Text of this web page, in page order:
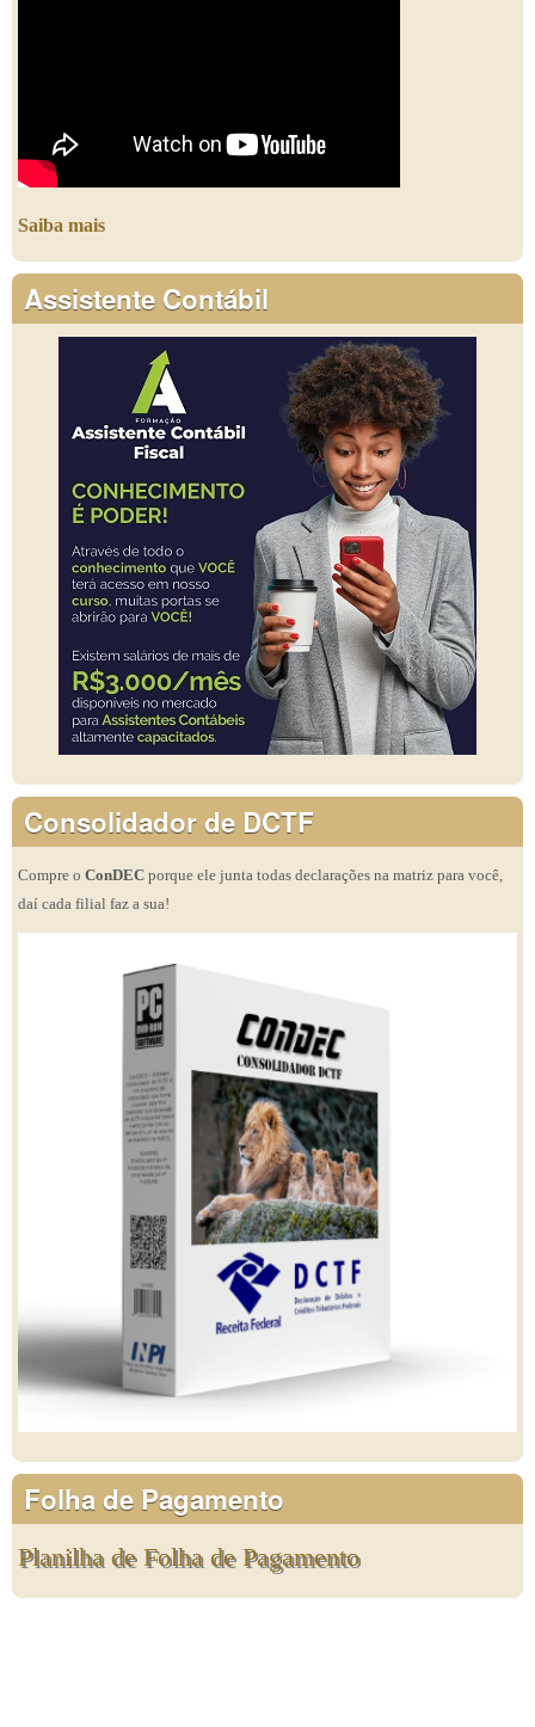
Saiba mais
Assistente Contábil
Consolidador de DCTF
Compre o ConDEC porque ele junta todas declarações na matriz para você,
daí cada filial faz a sua!
Folha de Pagamento
Planilha de Folha de Pagamento